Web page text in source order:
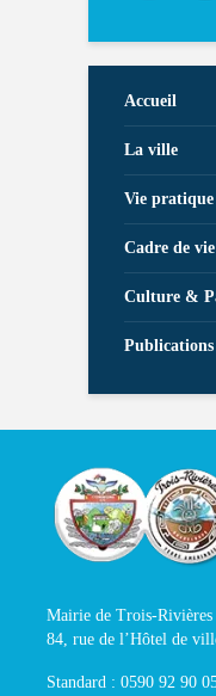
Accueil
La ville
Vie pratique
Cadre de vie
Culture &
Publications
Mairie de Trois-Rivières
84, rue de l’Hôtel de
Standard : 0590 92 90